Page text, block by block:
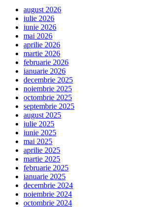
august 2026
iulie 2026
iunie 2026
mai 2026
aprilie 2026
martie 2026
februarie 2026
ianuarie 2026
decembrie 2025
noiembrie 2025
octombrie 2025
septembrie 2025
august 2025
iulie 2025
iunie 2025
mai 2025
aprilie 2025
martie 2025
februarie 2025
ianuarie 2025
decembrie 2024
noiembrie 2024
octombrie 2024